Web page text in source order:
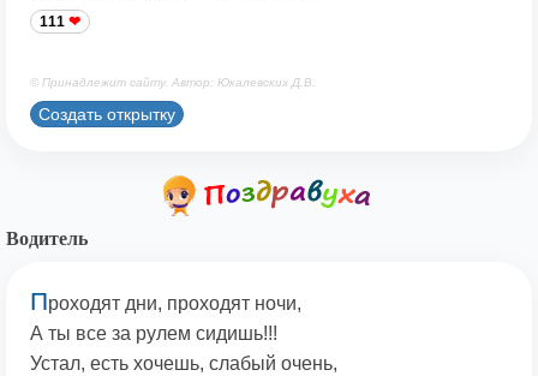
111
© Принадлежит сайту. Автор: Юкалевских Д.В.
Создать открытку
Водитель
Проходят дни, проходят ночи,
А ты все за рулем сидишь!!!
Устал, есть хочешь, слабый очень,